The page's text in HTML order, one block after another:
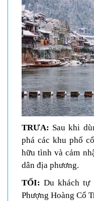
TRƯA: Sau khi
phá các khu phố
hữu tình và cảm
dân địa phương.
TỐI: Du khách tự
Phượng Hoàng Cổ